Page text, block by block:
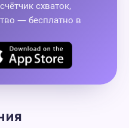
схваток,
— бесплатно в